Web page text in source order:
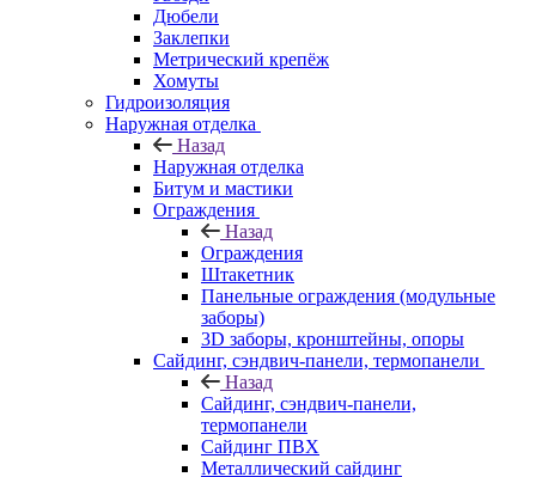
Дюбели
Заклепки
Метрический крепёж
Хомуты
Гидроизоляция
Наружная отделка
Назад
Наружная отделка
Битум и мастики
Ограждения
Назад
Ограждения
Штакетник
Панельные ограждения (модульные
заборы)
3D заборы, кронштейны, опоры
Cайдинг, сэндвич-панели, термопанели
Назад
Cайдинг, сэндвич-панели,
термопанели
Сайдинг ПВХ
Металлический сайдинг